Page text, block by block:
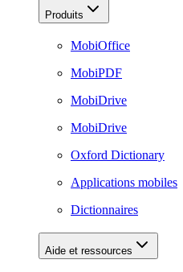
Produits
MobiOffice
MobiPDF
MobiDrive
MobiDrive
Oxford Dictionary
Applications mobiles
Dictionnaires
Aide et ressources